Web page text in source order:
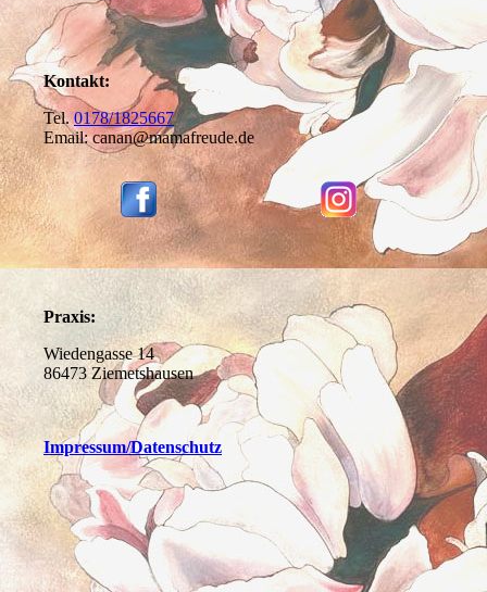
Kontakt:
Tel.0178/1825667
Email: canan@mamafreude.de
Praxis:
Wiedengasse 14
86473 Ziemetshausen
Impressum/Datenschutz